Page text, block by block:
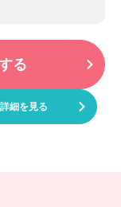
る
細を見る